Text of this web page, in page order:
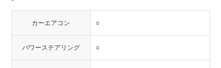
カーエアコン ○
パワーステアリング ○